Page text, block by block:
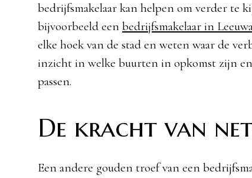
bedrijfsmakelaar kan helpen om verder te
bijvoorbeeld een bedrijfsmakelaar in
elke hoek van de stad en weten waar de
inzicht in welke buurten in opkomst zijn
passen.
De kracht van
Een andere gouden troef van een